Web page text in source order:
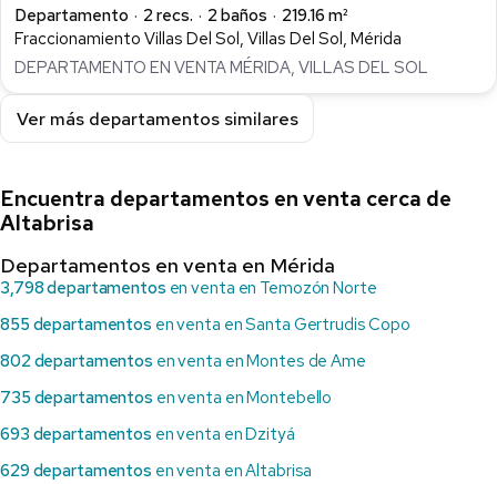
Departamento
2 recs. 2 baños
219.16 m²
Fraccionamiento Villas Del Sol, Villas Del Sol, Mérida
DEPARTAMENTO EN VENTA MÉRIDA, VILLAS DEL SOL
Ver más departamentos similares
Encuentra departamentos en venta cerca de
Altabrisa
Departamentos en venta en Mérida
3,798 departamentos en venta en Temozón Norte
855 departamentos en venta en Santa Gertrudis Copo
802 departamentos en venta en Montes de Ame
735 departamentos en venta en Montebello
693 departamentos en venta en Dzityá
629 departamentos en venta en Altabrisa